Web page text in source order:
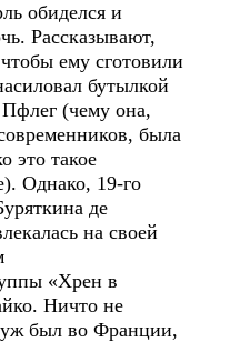
обиделся и
Рассказывают,
ему сготовили
бутылкой
(чему она,
была
это такое
Однако, 19-го
де
на своей
«Хрен в
Ничто не
был во Франции,